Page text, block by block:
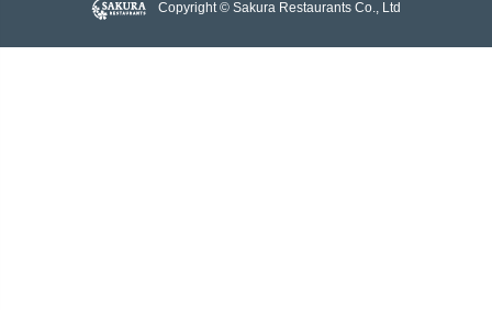
Copyright © Sakura Restaurants Co., Ltd